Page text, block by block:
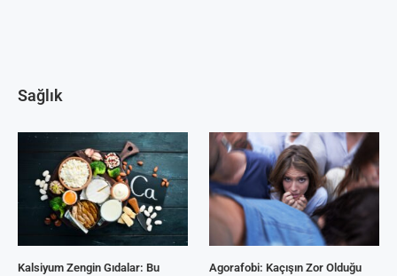
Sağlık
Kalsiyum Zengin Gıdalar: Bu
Agorafobi: Kaçışın Zor Olduğu